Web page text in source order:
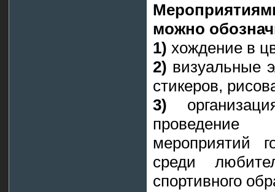
можно
1) хождение в
2) визуальные
стикеров,
3)
проведение
мероприятий
среди
спортивного